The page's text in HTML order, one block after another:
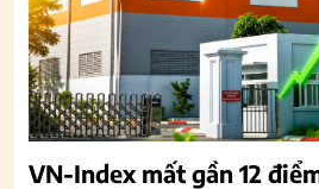
VN-Index mất gần 12